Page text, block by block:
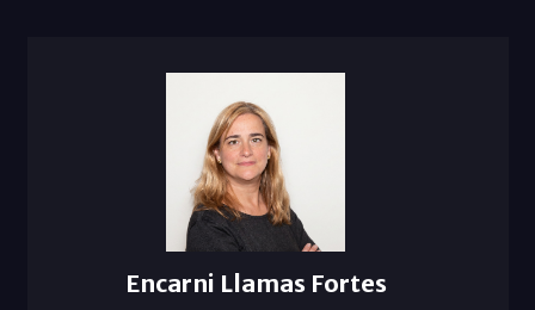
Encarni Llamas Fortes